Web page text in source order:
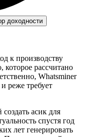
доходности
к производству
которое рассчитано
Whatsminer
реже требует
асик для
спустя год
лет генерировать